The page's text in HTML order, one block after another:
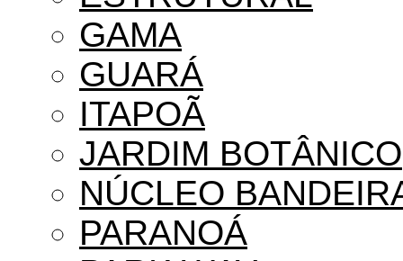
GAMA
GUARÁ
ITAPOÃ
JARDIM BOTÂNICO
NÚCLEO
PARANOÁ